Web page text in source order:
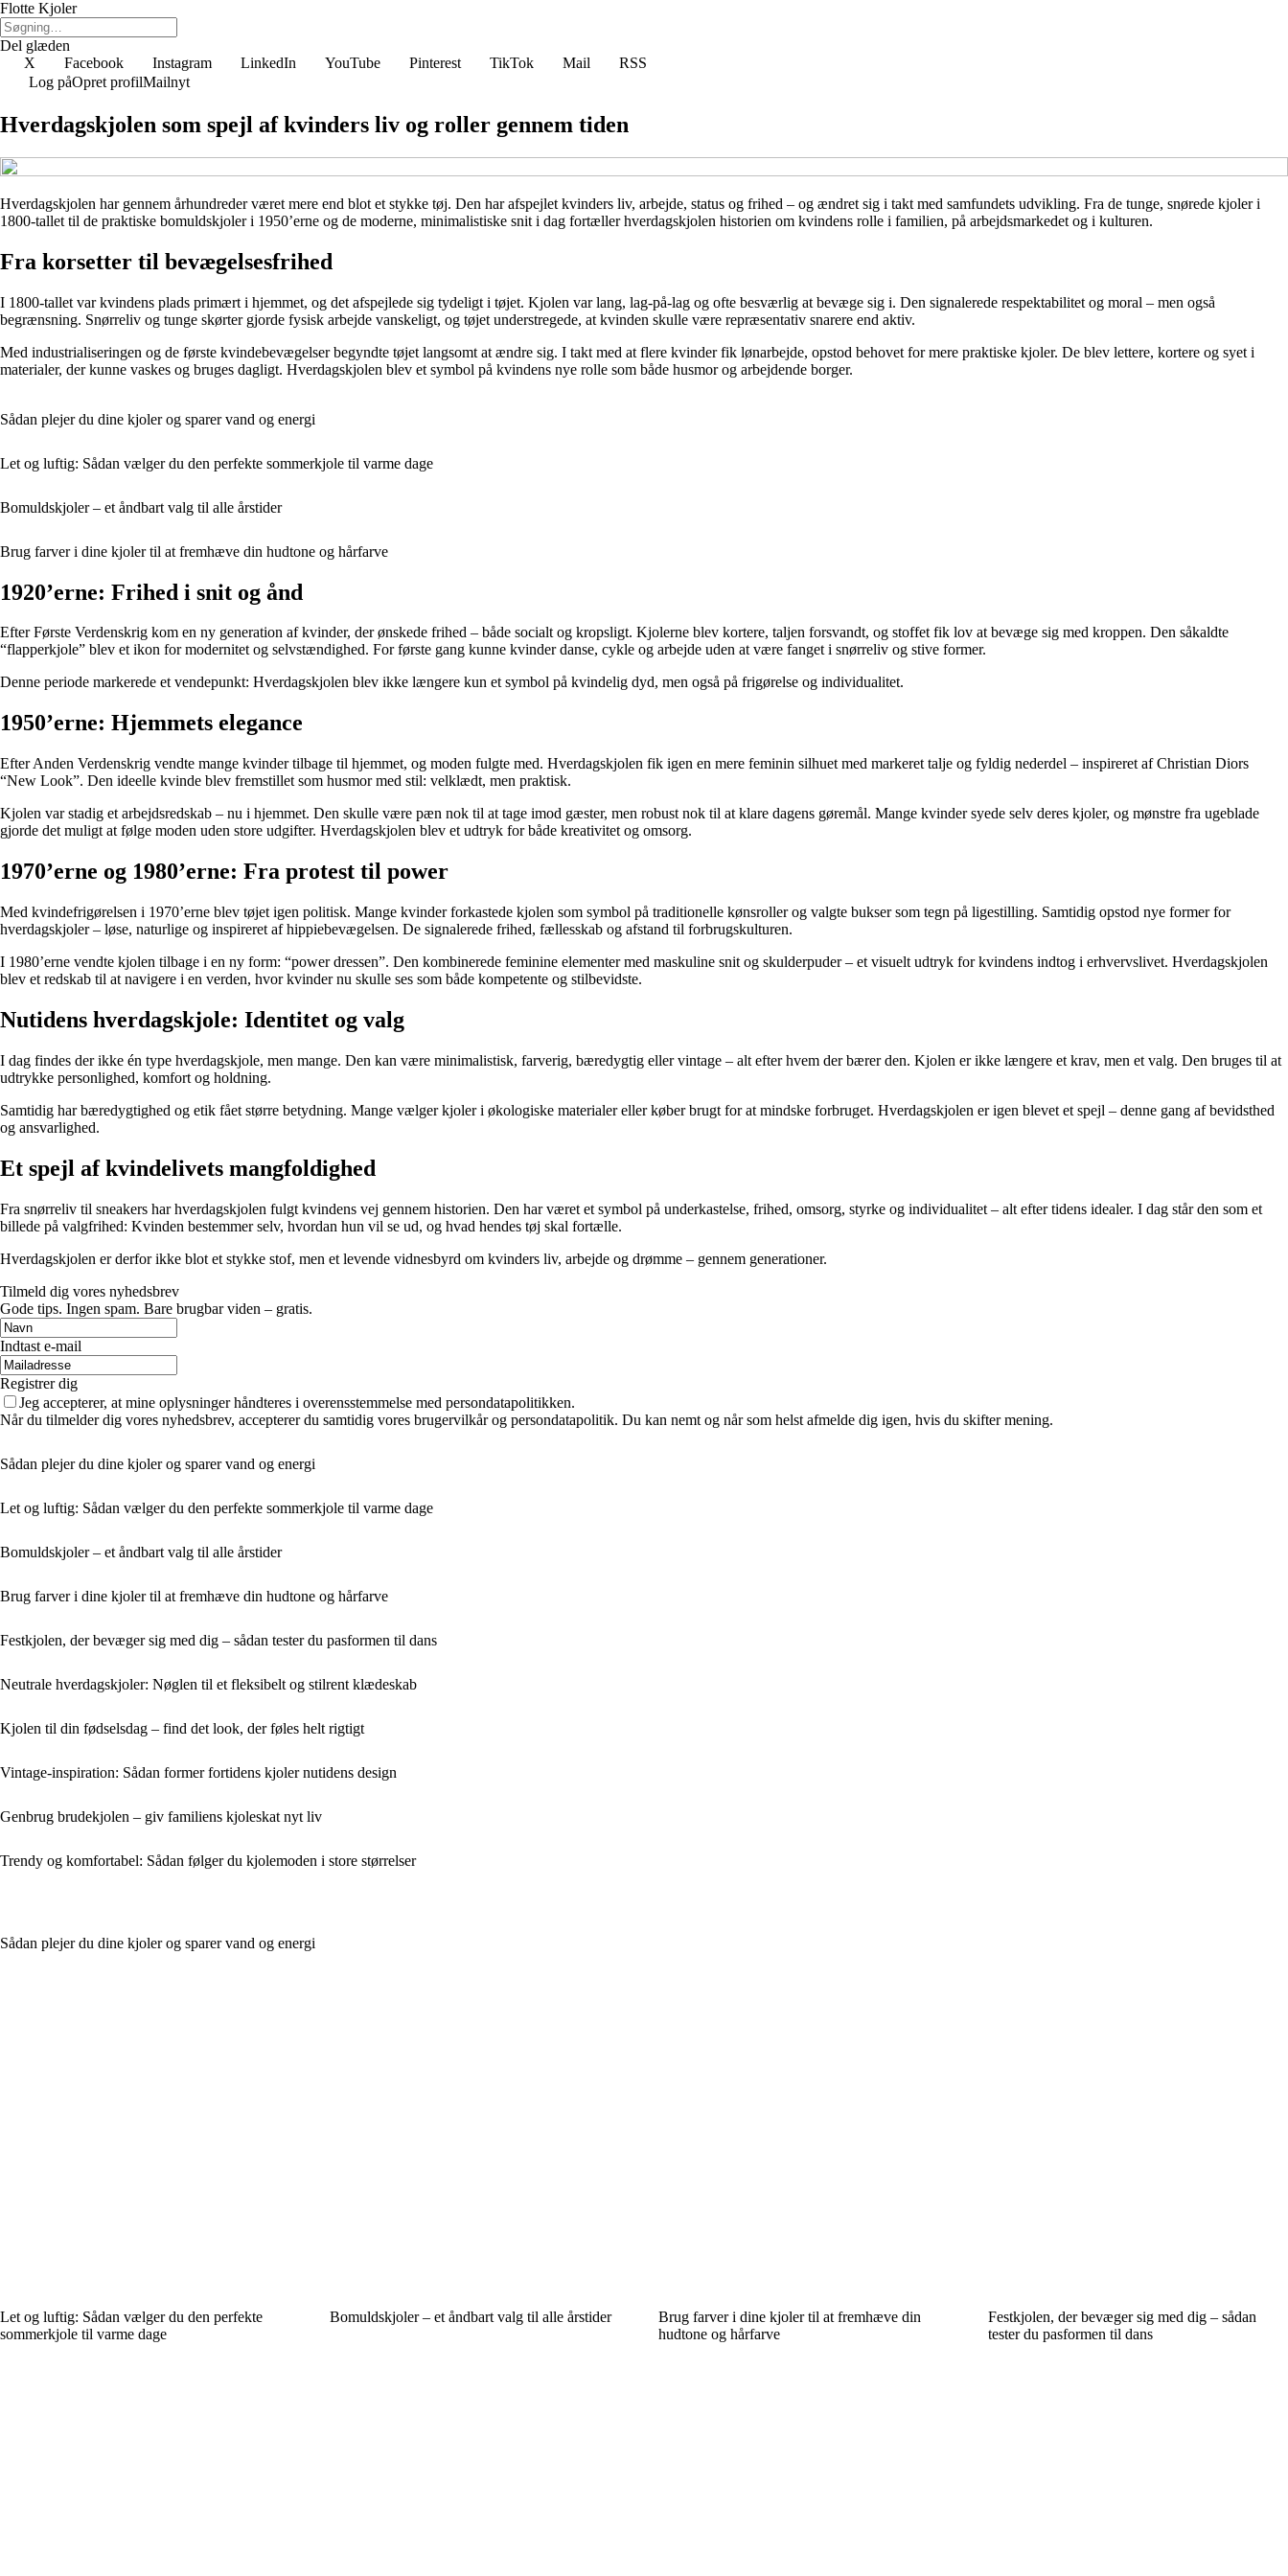
Flotte Kjoler
Del glæden
X
Facebook Instagram LinkedIn YouTube Pinterest TikTok Mail
RSS
Log påOpret profilMailnyt
Hverdagskjolen som spejl af kvinders liv og roller gennem tiden
Hverdagskjolen har gennem århundreder været mere end blot et stykke tøj. Den har afspejlet kvinders liv, arbejde, status og frihed – og ændret sig i takt med samfundets udvikling. Fra de tunge, snørede kjoler i
1800-tallet til de praktiske bomuldskjoler i 1950’erne og de moderne, minimalistiske snit i dag fortæller hverdagskjolen historien om kvindens rolle i familien, på arbejdsmarkedet og i kulturen.
Fra korsetter til bevægelsesfrihed
I 1800-tallet var kvindens plads primært i hjemmet, og det afspejlede sig tydeligt i tøjet. Kjolen var lang, lag-på-lag og ofte besværlig at bevæge sig i. Den signalerede respektabilitet og moral – men også
begrænsning. Snørreliv og tunge skørter gjorde fysisk arbejde vanskeligt, og tøjet understregede, at kvinden skulle være repræsentativ snarere end aktiv.
Med industrialiseringen og de første kvindebevægelser begyndte tøjet langsomt at ændre sig. I takt med at flere kvinder fik lønarbejde, opstod behovet for mere praktiske kjoler. De blev lettere, kortere og syet i
materialer, der kunne vaskes og bruges dagligt. Hverdagskjolen blev et symbol på kvindens nye rolle som både husmor og arbejdende borger.
Sådan plejer du dine kjoler og sparer vand og energi
Let og luftig: Sådan vælger du den perfekte sommerkjole til varme dage
Bomuldskjoler – et åndbart valg til alle årstider
Brug farver i dine kjoler til at fremhæve din hudtone og hårfarve
1920’erne: Frihed i snit og ånd
Efter Første Verdenskrig kom en ny generation af kvinder, der ønskede frihed – både socialt og kropsligt. Kjolerne blev kortere, taljen forsvandt, og stoffet fik lov at bevæge sig med kroppen. Den såkaldte
“flapperkjole” blev et ikon for modernitet og selvstændighed. For første gang kunne kvinder danse, cykle og arbejde uden at være fanget i snørreliv og stive former.
Denne periode markerede et vendepunkt: Hverdagskjolen blev ikke længere kun et symbol på kvindelig dyd, men også på frigørelse og individualitet.
1950’erne: Hjemmets elegance
Efter Anden Verdenskrig vendte mange kvinder tilbage til hjemmet, og moden fulgte med. Hverdagskjolen fik igen en mere feminin silhuet med markeret talje og fyldig nederdel – inspireret af Christian Diors
“New Look”. Den ideelle kvinde blev fremstillet som husmor med stil: velklædt, men praktisk.
Kjolen var stadig et arbejdsredskab – nu i hjemmet. Den skulle være pæn nok til at tage imod gæster, men robust nok til at klare dagens gøremål. Mange kvinder syede selv deres kjoler, og mønstre fra ugeblade
gjorde det muligt at følge moden uden store udgifter. Hverdagskjolen blev et udtryk for både kreativitet og omsorg.
1970’erne og 1980’erne: Fra protest til power
Med kvindefrigørelsen i 1970’erne blev tøjet igen politisk. Mange kvinder forkastede kjolen som symbol på traditionelle kønsroller og valgte bukser som tegn på ligestilling. Samtidig opstod nye former for
hverdagskjoler – løse, naturlige og inspireret af hippiebevægelsen. De signalerede frihed, fællesskab og afstand til forbrugskulturen.
I 1980’erne vendte kjolen tilbage i en ny form: “power dressen”. Den kombinerede feminine elementer med maskuline snit og skulderpuder – et visuelt udtryk for kvindens indtog i erhvervslivet. Hverdagskjolen
blev et redskab til at navigere i en verden, hvor kvinder nu skulle ses som både kompetente og stilbevidste.
Nutidens hverdagskjole: Identitet og valg
I dag findes der ikke én type hverdagskjole, men mange. Den kan være minimalistisk, farverig, bæredygtig eller vintage – alt efter hvem der bærer den. Kjolen er ikke længere et krav, men et valg. Den bruges til at
udtrykke personlighed, komfort og holdning.
Samtidig har bæredygtighed og etik fået større betydning. Mange vælger kjoler i økologiske materialer eller køber brugt for at mindske forbruget. Hverdagskjolen er igen blevet et spejl – denne gang af bevidsthed
og ansvarlighed.
Et spejl af kvindelivets mangfoldighed
Fra snørreliv til sneakers har hverdagskjolen fulgt kvindens vej gennem historien. Den har været et symbol på underkastelse, frihed, omsorg, styrke og individualitet – alt efter tidens idealer. I dag står den som et
billede på valgfrihed: Kvinden bestemmer selv, hvordan hun vil se ud, og hvad hendes tøj skal fortælle.
Hverdagskjolen er derfor ikke blot et stykke stof, men et levende vidnesbyrd om kvinders liv, arbejde og drømme – gennem generationer.
Tilmeld dig vores nyhedsbrev
Gode tips. Ingen spam. Bare brugbar viden – gratis.
Indtast e-mail
Registrer dig
Jeg accepterer, at mine oplysninger håndteres i overensstemmelse med persondatapolitikken.
Når du tilmelder dig vores nyhedsbrev, accepterer du samtidig vores brugervilkår og persondatapolitik. Du kan nemt og når som helst afmelde dig igen, hvis du skifter mening.
Sådan plejer du dine kjoler og sparer vand og energi
Let og luftig: Sådan vælger du den perfekte sommerkjole til varme dage
Bomuldskjoler – et åndbart valg til alle årstider
Brug farver i dine kjoler til at fremhæve din hudtone og hårfarve
Festkjolen, der bevæger sig med dig – sådan tester du pasformen til dans
Neutrale hverdagskjoler: Nøglen til et fleksibelt og stilrent klædeskab
Kjolen til din fødselsdag – find det look, der føles helt rigtigt
Vintage-inspiration: Sådan former fortidens kjoler nutidens design
Genbrug brudekjolen – giv familiens kjoleskat nyt liv
Trendy og komfortabel: Sådan følger du kjolemoden i store størrelser
Sådan plejer du dine kjoler og sparer vand og energi
Let og luftig: Sådan vælger du den perfekte
sommerkjole til varme dage
Bomuldskjoler – et åndbart valg til alle årstider
Brug farver i dine kjoler til at fremhæve din
hudtone og hårfarve
Festkjolen, der bevæger sig med dig – sådan
tester du pasformen til dans